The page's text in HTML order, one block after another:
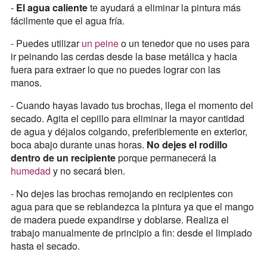
- El agua calientete ayudará a eliminar la pintura más
fácilmente que el agua fría.
- Puedes utilizarun peineo un tenedor que no uses para
ir peinando las cerdas desde la base metálica y hacia
fuera para extraer lo que no puedes lograr con las
manos.
- Cuando hayas lavado tus brochas, llega el momento del
secado. Agita el cepillo para eliminar la mayor cantidad
de agua y déjalos colgando, preferiblemente en exterior,
boca abajo durante unas horas. No dejes el rodillo
dentro de un recipienteporque permanecerá la
humedad y no secará bien.
- No dejes las brochas remojando en recipientes con
agua para que se reblandezca la pintura ya que el mango
de madera puede expandirse y doblarse. Realiza el
trabajo manualmente de principio a fin: desde el limpiado
hasta el secado.